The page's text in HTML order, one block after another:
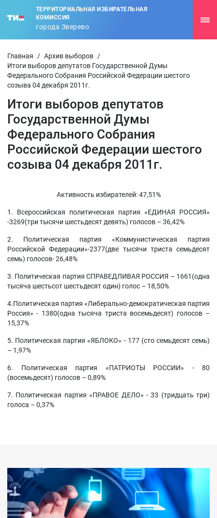
ТЕРРИТОРИАЛЬНАЯ ИЗБИРАТЕЛЬНАЯ
КОМИССИЯ
города Зверево
Главная / Архив выборов /
Итоги выборов депутатов Государственной Думы
Федерального Собрания Российской Федерации шестого
созыва 04 декабря 2011г.
Итоги выборов депутатов
Государственной Думы
Федерального Собрания
Российской Федерации шестого
созыва 04 декабря 2011г.
Активность избирателей: 47,51%
1. Всероссийская политическая партия «ЕДИНАЯ РОССИЯ»
-3269(три тысячи шестьдесят девять) голосов – 36,42%
2. Политическая партия «Коммунистическая партия
Российской Федерации»-2377(две тысячи триста семьдесят
семь) голосов- 26,48%
3. Политическая партия СПРАВЕДЛИВАЯ РОССИЯ – 1661(одна
тысяча шестьсот шестьдесят один) голос – 18,50%
4.Политическая партия «Либерально-демократическая партия
Россия» - 1380(одна тысяча триста восемьдесят) голосов –
15,37%
5. Политическая партия «ЯБЛОКО» - 177 (сто семьдесят семь)
– 1,97%
6. Политическая партия «ПАТРИОТЫ РОССИИ» - 80
(восемьдесят) голосов – 0,89%
7. Политическая партия «ПРАВОЕ ДЕЛО» - 33 (тридцать три)
голоса – 0,37%